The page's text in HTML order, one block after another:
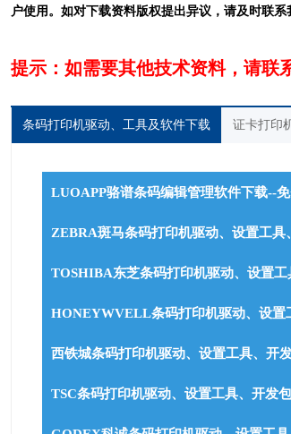
提示：如需要其他技术资料，请联
条码打印机驱动、工具及软件下载 证卡打印
LUOAPP骆谱条码编辑管理软件下载--
ZEBRA斑马条码打印机驱动、设置工
TOSHIBA东芝条码打印机驱动、设置
HONEYWVELL条码打印机驱动、设置
西铁城条码打印机驱动、设置工具、开
TSC条码打印机驱动、设置工具、开发
户使用。如对下载资料版权提出异议，请及时联系